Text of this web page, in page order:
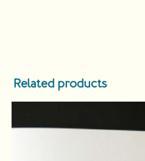
Related products